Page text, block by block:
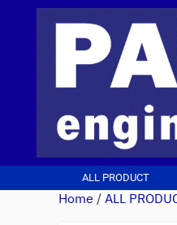
ALL PRODUCT
Home/ALL